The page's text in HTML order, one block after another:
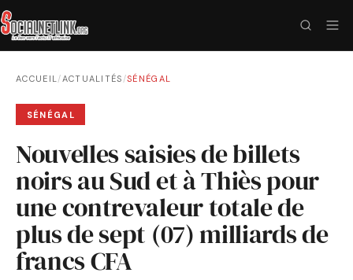
ACCUEIL/ACTUALITÉS /SÉNÉGAL
SÉNÉGAL
Nouvelles saisies de billets
noirs au Sud et à Thiès pour
une contrevaleur totale de
plus de sept (07) milliards de
francs CFA